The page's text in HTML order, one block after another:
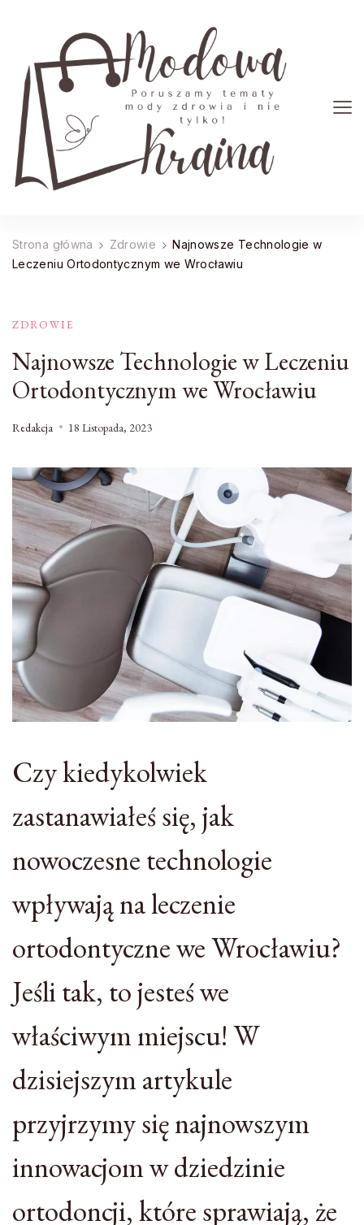
Strona główna Zdrowie
Najnowsze Technologie w
Leczeniu Ortodontycznym we Wrocławiu
ZDROWIE
Najnowsze Technologie w Leczeniu
Ortodontycznym we Wrocławiu
Redakcja 18 Listopada, 2023
Czy kiedykolwiek
zastanawiałeś się, jak
nowoczesne technologie
wpływają na leczenie
ortodontyczne we Wrocławiu?
Jeśli tak, to jesteś we
właściwym miejscu! W
dzisiejszym artykule
przyjrzymy się najnowszym
innowacjom w dziedzinie
ortodoncji, które sprawiają, że